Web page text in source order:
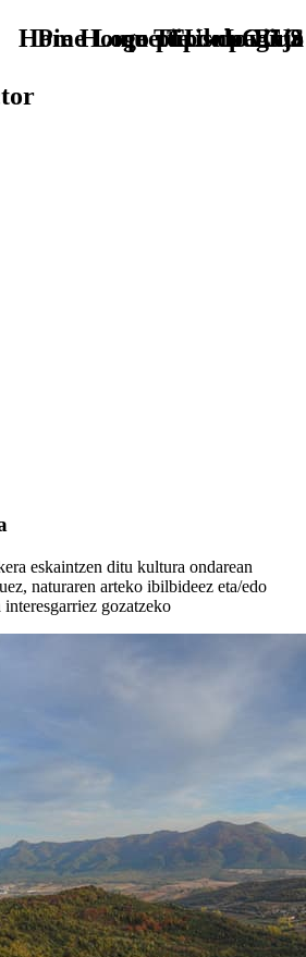
TU - LOGO
eskaintzen ditu kultura ondarean
naturaren arteko ibilbideez eta/edo
gozatzeko
que tipo de viaje
Home Logo pie de página
Pie Home Turismo EUS